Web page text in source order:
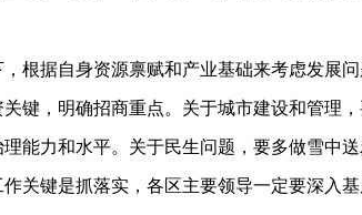
根据自身资源禀赋和产业基础来考虑发展
键，明确招商重点。关于城市建设和管理
能力和水平。关于民生问题，要多做雪中
关键是抓落实，各区主要领导一定要深入基